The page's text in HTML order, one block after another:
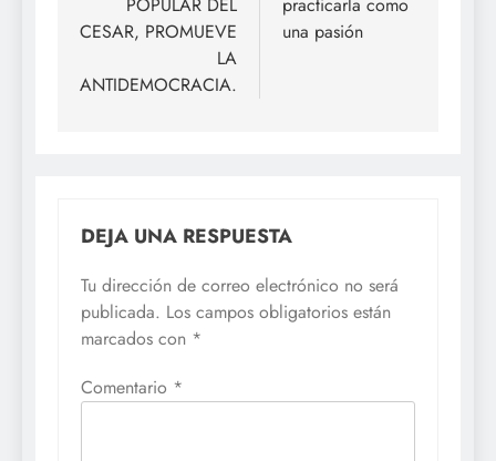
CESAR, PROMUEVE
LA
ANTIDEMOCRACIA.
una pasión
DEJA UNA RESPUESTA
Tu dirección de correo electrónico no será
publicada. Los campos obligatorios están
marcados con *
Comentario *